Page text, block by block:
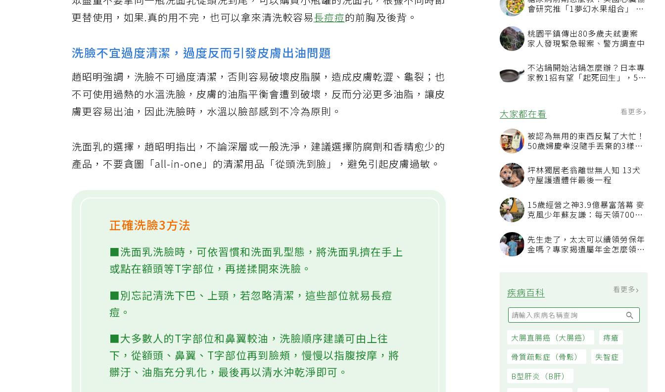
糖尿病前期怎麼救？美國心臟協
會研究推「1夢幻水果組合」 酪
桃園平鎮傳出80多歲夫弒妻案
家人發現緊急報案、警方調查中
不沾鍋開始沾鍋怎麼辦？日本專
家教1招有望「起死回生」，5情
大家都在看
被認為無用的東西反幫了大忙！
50歲婦慶幸沒隨手丟棄的3樣物
坪林獨居老翁離世無人知 13犬
守屋護遺體伴最後一程
15歲經營之神3.9億暴富落幕 麥
克風少年蘇友謙：每天領700元
先生走了，太太可以續領勞保年
疾病百科
眾盡量不要拿同一瓶洗面乳從頭洗到尾，可以購買小瓶罐的洗面乳，根據不同時節
更替使用，如果.真的用不完，也可以拿來清洗較容易長痘痘的前胸及後背。
洗臉不宜過度清潔，過度反而引發皮膚出油問題
趙昭明強調，洗臉不可過度清潔，否則容易破壞皮脂膜，造成皮膚乾澀、龜裂；也
不可使用過熱的水溫洗臉，皮膚的油脂平衡會遭到破壞，反而分泌更多油脂，讓皮
膚更容易出油，因此洗臉時，水溫以臉部感到不冷為原則。
洗面乳的選擇，趙昭明指出，不論深層或一般洗淨，建議選擇防腐劑和香精愈少的
產品，不要貪圖「all-in-one」的清潔用品「從頭洗到臉」，避免引起皮膚過敏。
正確洗臉3方法
■洗面乳洗臉時，可依習慣和洗面乳型態，將洗面乳擠在手上
或點在額頭等T字部位，再搓揉開來洗臉。
■別忘記清洗下巴、上頸，若忽略清潔，這些部位就易長痘
痘。
■大多數人的T字部位和鼻翼較油，洗臉順序建議可由上往
下，從額頭、鼻翼、T字部位再到臉頰，慢慢以指腹按摩，將
髒汙、油脂充分乳化，最後再以清水沖乾淨即可。